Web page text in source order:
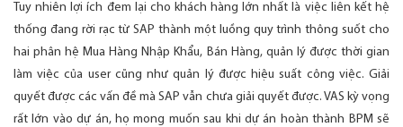
Tuy nhiên lợi ích đem lại cho khách hàng lớn nhất là việc liên kết hệ
thống đang rời rạc từ SAP thành một luồng quy trình thông suốt cho
hai phân hệ Mua Hàng Nhập Khẩu, Bán Hàng, quản lý được thời gian
làm việc của user cũng như quản lý được hiệu suất công việc. Giải
quyết được các vấn đề mà SAP vẫn chưa giải quyết được. VAS kỳ vọng
rất lớn vào dự án, họ mong muốn sau khi dự án hoàn thành BPM sẽ